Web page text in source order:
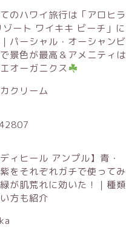
のハワイ旅行は「アロヒラ
ゾート ワイキキ ビーチ」に
パーシャル・オーシャンビ
景色が最高＆アメニティは
オーガニクス
クリーム
ディヒール アンプル】青・
をそれぞれガチで使ってみ
が肌荒れに効いた！｜種類
方も紹介